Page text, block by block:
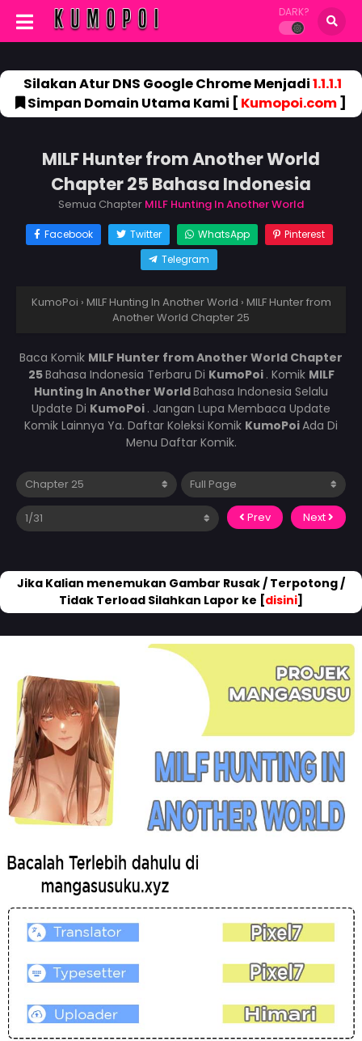
DARK?
Silakan Atur DNS Google Chrome Menjadi1.1.1.1
Simpan Domain Utama Kami [ Kumopoi.com]
MILF Hunter from Another World
Chapter 25 Bahasa Indonesia
Semua Chapter MILF Hunting In Another World
Facebook Twitter WhatsApp
Pinterest
Telegram
KumoPoi › MILF Hunting In Another World › MILF Hunter from
Another World Chapter 25
Baca Komik MILF Hunter from Another World Chapter
25Bahasa Indonesia Terbaru Di KumoPoi . Komik MILF
Hunting In Another WorldBahasa Indonesia Selalu
Update Di KumoPoi . Jangan Lupa Membaca Update
Komik Lainnya Ya. Daftar Koleksi Komik KumoPoiAda Di
Menu Daftar Komik.
Prev Next
Jika Kalian menemukan Gambar Rusak / Terpotong /
Tidak Terload Silahkan Lapor ke [disini]